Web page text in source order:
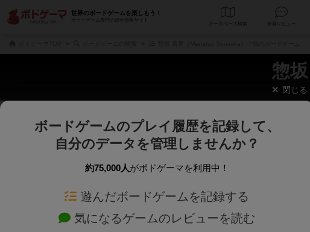
世界のボードゲームを楽しもう！
ボードゲーム専門の総合情報サイト
データベース
惣
じっくり表示
商品名、商品説明文、デザイナー名、テーマ名、メカニクス名を対象にフリーワード検索が
ゲームデザイナー名を指定して検索できます
ゲームデザイナー
対象年齢を指定します。 世界観や登場人物などモチ
テーマ/フレーバー
閉じる
ボードゲームのプレイ履歴を記録して、
自分のデータを管理しませんか？
約75,000人がボドゲーマを利用中！
遊んだボードゲームを記録する
気になるゲームのレビューを読む